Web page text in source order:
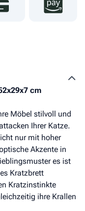
cm
Möbel stilvoll und
Ihrer Katze.
nur mit hoher
Akzente in
es ist
Kratzbrett
Kratzinstinkte
ihre Krallen